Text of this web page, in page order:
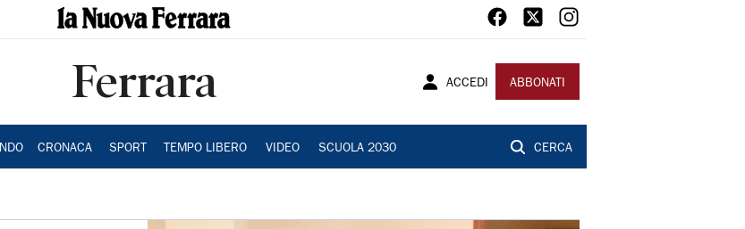
Ferrara ACCEDI ABBONATI
CRONACA SPORT TEMPO LIBERO VIDEO SCUOLA 2030 CERCA